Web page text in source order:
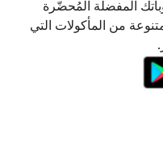
المفضلة المُحضّرة
من المأكولات التي